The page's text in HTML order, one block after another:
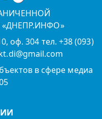
оф. 304 тел. +38 (093)
в сфере медиа